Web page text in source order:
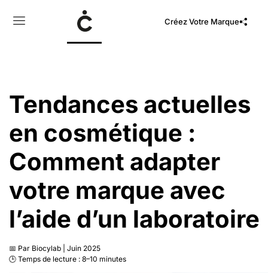
Créez Votre Marque
Tendances actuelles
en cosmétique :
Comment adapter
votre marque avec
l’aide d’un laboratoire
📅 Par Biocylab | Juin 2025
🕒 Temps de lecture : 8–10 minutes